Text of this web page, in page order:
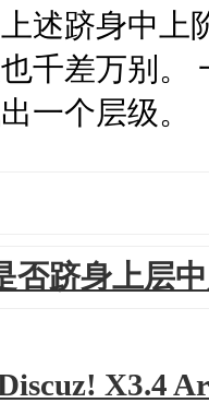
述跻身中上
千差万别。
一个层级。
否跻身上层
X3.4